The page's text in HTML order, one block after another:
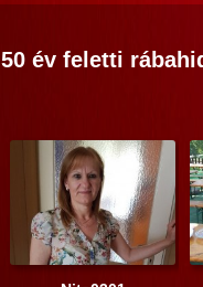
50 év feletti